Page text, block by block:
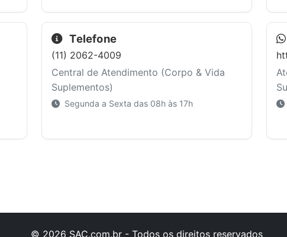
Telefone
(11) 2062-4009
Central de Atendimento (Corpo & Vida
Suplementos)
Segunda a Sexta das 08h às 17h
© 2026 SAC.com.br - Todos os direitos reservados